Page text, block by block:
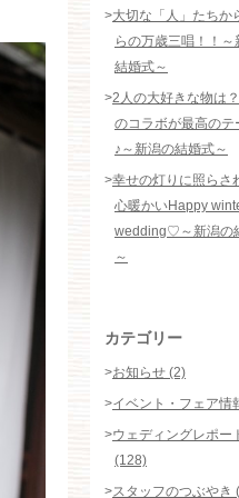
>大切な「人」たちか
らの万歳三唱！！～
結婚式～
>2人の大好きな物は
のコラボが最高のテ
♪～新潟の結婚式～
>幸せの灯りに照らさ
心暖かいHappy
wedding♡～新潟の
～
カテゴリー
>お知らせ (2)
>イベント・フェア情
>ウェディングレポー
(128)
>スタッフのつぶやき